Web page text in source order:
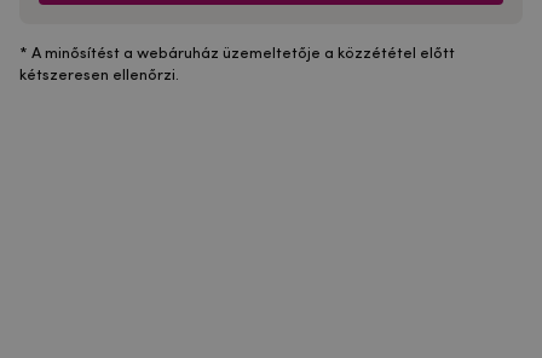
* A minősítést a webáruház üzemeltetője a közzététel előtt
kétszeresen ellenőrzi.